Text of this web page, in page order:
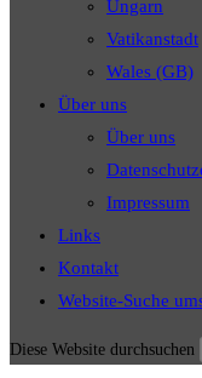
Ungarn
Vatikanstadt
Wales (GB)
Über uns
Über uns
Impressum
Links
Kontakt
Website-Suche
Diese Website durchsuchen